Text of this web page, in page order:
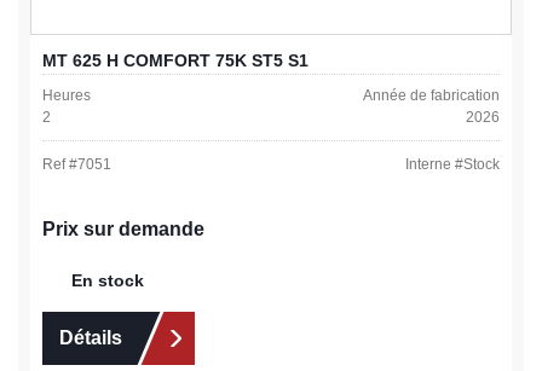
MT 625 H COMFORT 75K ST5 S1
Heures
2
Année de fabrication
2026
Ref #7051 Interne #Stock
Prix sur demande
En stock
Détails